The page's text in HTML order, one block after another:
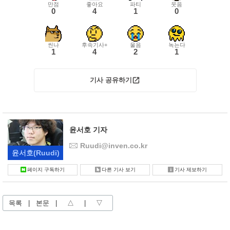
만점
0
좋아요
4
파티
1
웃음
0
씬나
1
후속기사+
4
울음
2
녹는다
1
기사 공유하기
윤서호(Ruudi)
윤서호 기자
Ruudi@inven.co.kr
페이지 구독하기 다른 기사 보기 기사 제보하기
목록 본문 △ ▽